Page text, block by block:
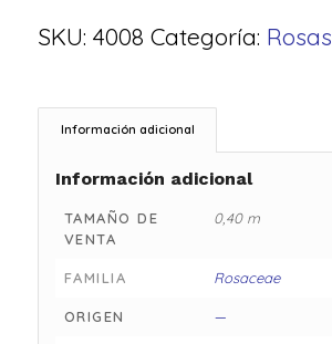
SKU: 4008 Categoría: Rosas
Información adicional
Información adicional
TAMAÑO DE
VENTA
0,40 m
FAMILIA Rosaceae
ORIGEN —